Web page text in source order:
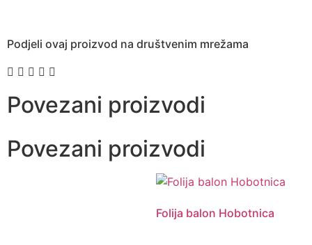
Podjeli ovaj proizvod na društvenim mrežama
Povezani proizvodi
Povezani proizvodi
Folija balon Hobotnica